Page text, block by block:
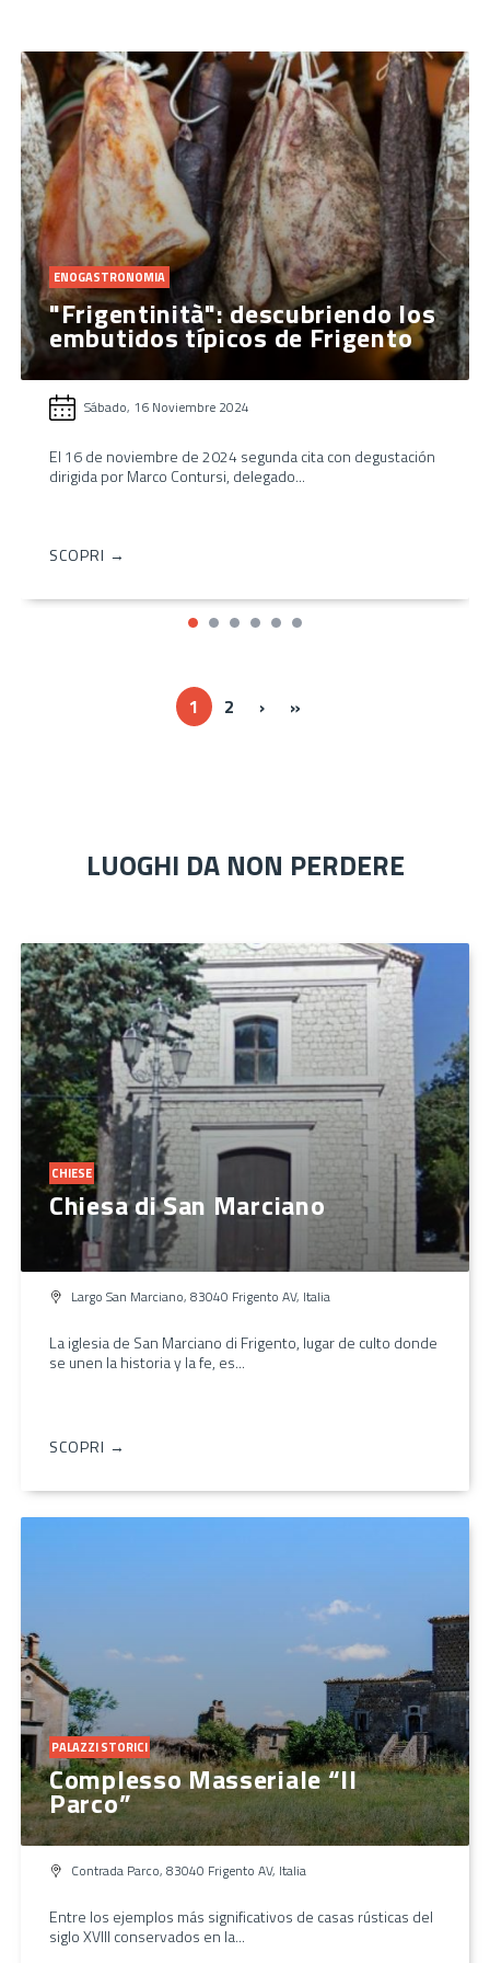
ENOGASTRONOMIA
"Frigentinità": descubriendo los
embutidos típicos de Frigento
Sábado, 16 Noviembre 2024
El 16 de noviembre de 2024 segunda cita con degustación
dirigida por Marco Contursi, delegado...
SCOPRI →
1 2 ›Next ›
»
LUOGHI DA NON PERDERE
CHIESE
Chiesa di San Marciano
Largo San Marciano, 83040 Frigento AV, Italia
La iglesia de San Marciano di Frigento, lugar de culto donde
se unen la historia y la fe, es...
SCOPRI →
PALAZZI STORICI
Complesso Masseriale “Il
Parco”
Contrada Parco, 83040 Frigento AV, Italia
Entre los ejemplos más significativos de casas rústicas del
siglo XVIII conservados en la...